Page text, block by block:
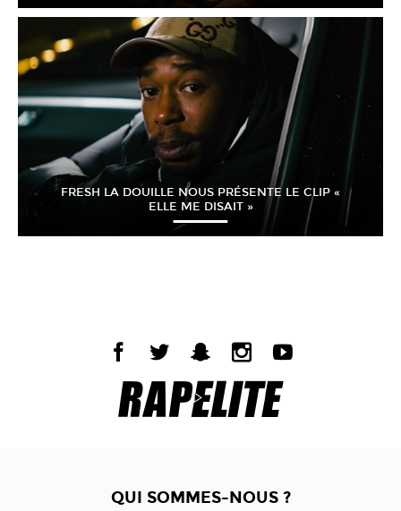
FRESH LA DOUILLE NOUS PRÉSENTE LE CLIP «
ELLE ME DISAIT »
QUI SOMMES-NOUS ?